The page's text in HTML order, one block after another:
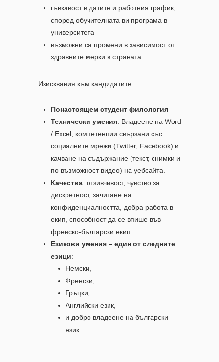
гъвкавост в датите и работния график,
според обучителната ви програма в
университета
възможни са промени в зависимост от
здравните мерки в страната.
Изисквания към кандидатите:
Понастоящем студент филология
Технически умения: Владеене на Word
/ Excel; компетенции свързани със
социалните мрежи (Twitter, Facebook) и
качване на съдържание (текст, снимки и
по възможност видео) на уебсайта.
Качества: отзивчивост, чувство за
дискретност, зачитане на
конфиденциалността, добра работа в
екип, способност да се впише във
френско-български екип.
Езикови умения – един от следните
езици:
Немски,
Френски,
Гръцки,
Английски език,
и добро владеене на български
език.